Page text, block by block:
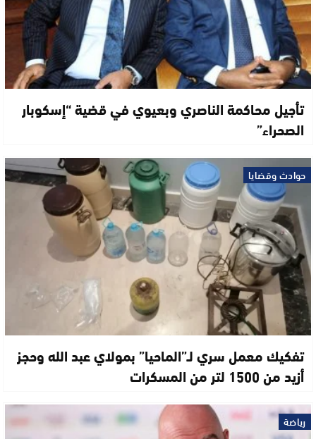
تأجيل محاكمة الناصري وبعيوي في قضية “إسكوبار
الصحراء”
حوادث وقضايا
تفكيك معمل سري لـ”الماحيا” بمولاي عبد الله وحجز
أزيد من 1500 لتر من المسكرات
رياضة